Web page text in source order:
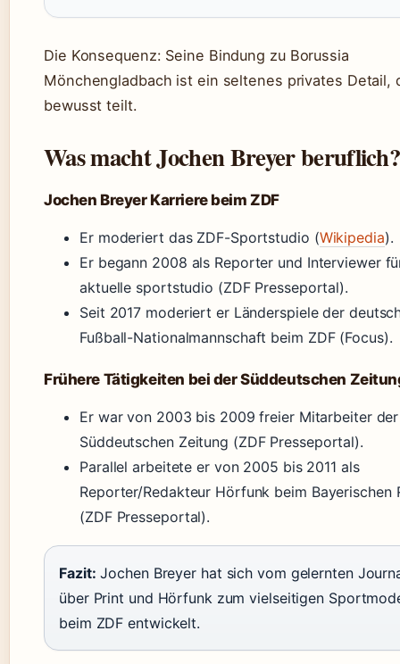
Die Konsequenz: Seine Bindung zu Borussia
Mönchengladbach ist ein seltenes privates Detail,
bewusst teilt.
Was macht Jochen Breyer beruflich?
Jochen Breyer Karriere beim ZDF
Er moderiert das ZDF-Sportstudio (Wikipedia).
Er begann 2008 als Reporter und Interviewer
aktuelle sportstudio (ZDF Presseportal).
Seit 2017 moderiert er Länderspiele der
Fußball-Nationalmannschaft beim ZDF (Focus).
Frühere Tätigkeiten bei der Süddeutschen
Er war von 2003 bis 2009 freier Mitarbeiter der
Süddeutschen Zeitung (ZDF Presseportal).
Parallel arbeitete er von 2005 bis 2011 als
Reporter/Redakteur Hörfunk beim Bayerischen
(ZDF Presseportal).
Fazit: Jochen Breyer hat sich vom gelernten
über Print und Hörfunk zum vielseitigen
beim ZDF entwickelt.